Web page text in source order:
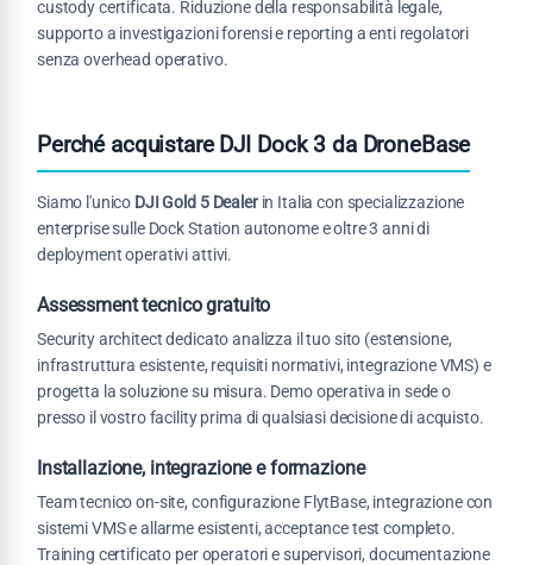
custody certificata. Riduzione della responsabilità legale,
supporto a investigazioni forensi e reporting a enti regolatori
senza overhead operativo.
Perché acquistare DJI Dock 3 da DroneBase
Siamo l'unico DJI Gold 5 Dealerin Italia con specializzazione
enterprise sulle Dock Station autonome e oltre 3 anni di
deployment operativi attivi.
Assessment tecnico gratuito
Security architect dedicato analizza il tuo sito (estensione,
infrastruttura esistente, requisiti normativi, integrazione VMS) e
progetta la soluzione su misura. Demo operativa in sede o
presso il vostro facility prima di qualsiasi decisione di acquisto.
Installazione, integrazione e formazione
Team tecnico on-site, configurazione FlytBase, integrazione con
sistemi VMS e allarme esistenti, acceptance test completo.
Training certificato per operatori e supervisori, documentazione